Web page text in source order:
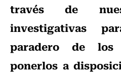
través de
investigativas
paradero de los
ponerlos a